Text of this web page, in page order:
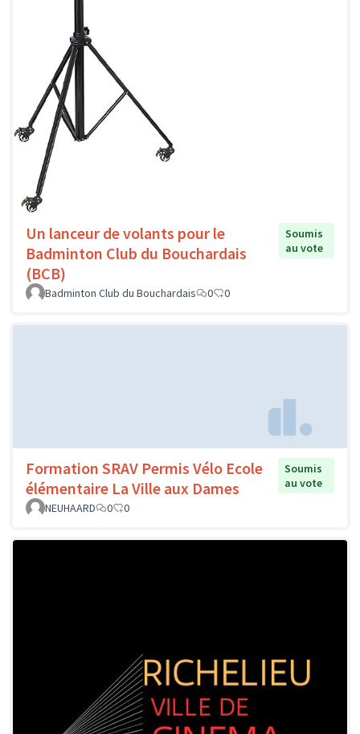
Un lanceur de volants pour le
Badminton Club du Bouchardais
(BCB)
Soumis
au vote
Badminton Club du Bouchardais 0 0
Formation SRAV Permis Vélo Ecole
élémentaire La Ville aux Dames
Soumis
au vote
NEUHAARD
0 0